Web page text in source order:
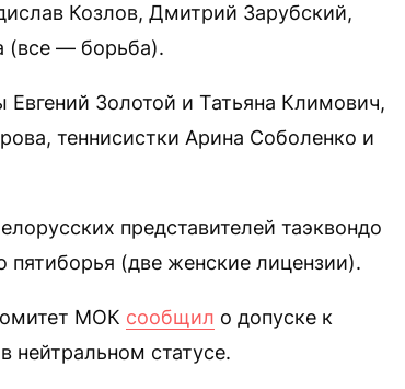
Козлов, Дмитрий Зарубский,
(все — борьба).
Золотой и Татьяна Климович,
теннисистки Арина Соболенко и
представителей таэквондо
(две женские лицензии).
МОК сообщил о допуске к
нейтральном статусе.